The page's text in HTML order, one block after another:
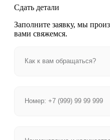
Сдать детали
Заполните заявку, мы
вами свяжемся.